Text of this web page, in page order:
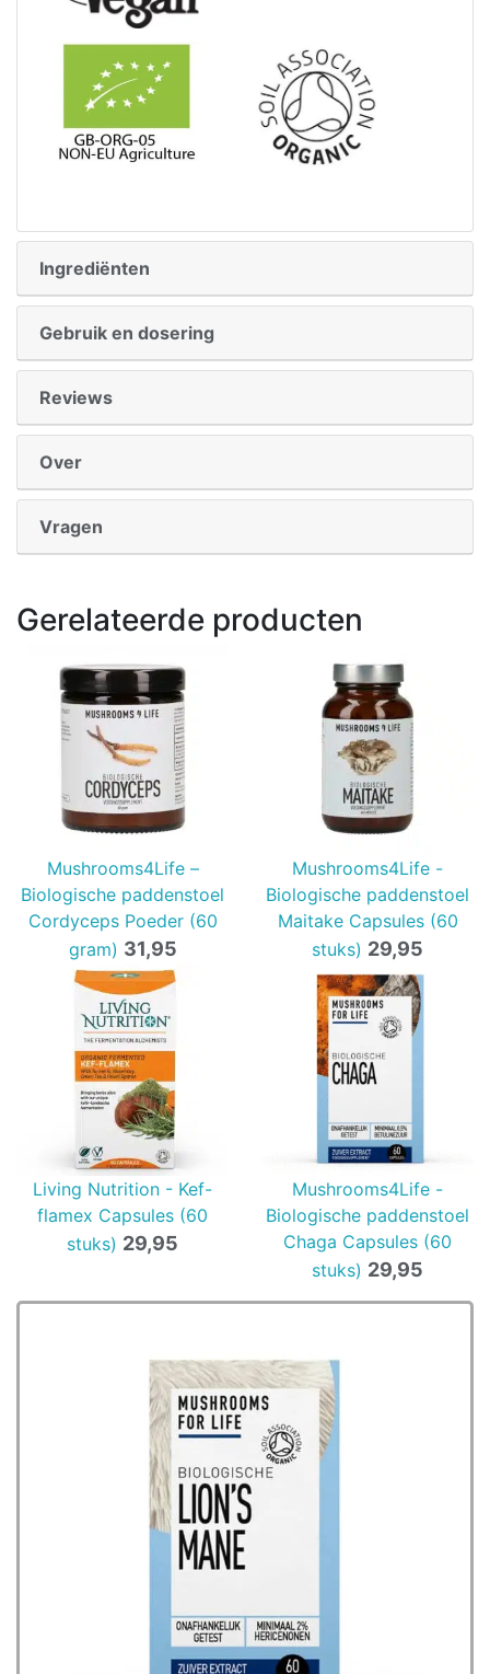
Ingrediënten
Gebruik en dosering
Reviews
Over
Vragen
Gerelateerde producten
Mushrooms4Life –
Biologische paddenstoel
Cordyceps Poeder (60
gram) 31,95
Mushrooms4Life -
Biologische paddenstoel
Maitake Capsules (60
stuks) 29,95
Living Nutrition - Kef-
flamex Capsules (60
stuks) 29,95
Mushrooms4Life -
Biologische paddenstoel
Chaga Capsules (60
stuks) 29,95